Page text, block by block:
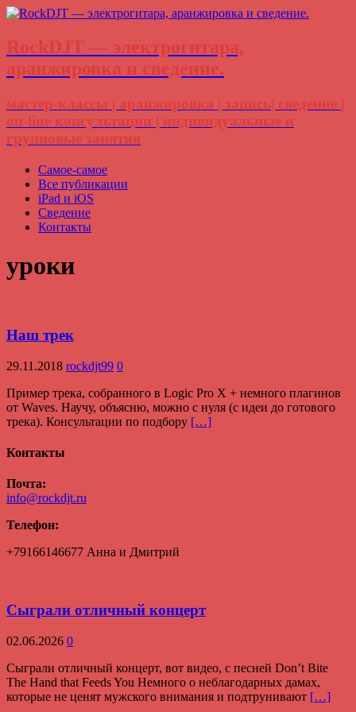
RockDJT — электрогитара,
аранжировка и сведение.
мастер-классы | аранжировка | запись| сведение |
on-line консультации | индивидуальные и
групповые занятия
Самое-самое
Все публикации
iPad и iOS
Сведение
Контакты
уроки
Наш трек
29.11.2018 rockdjt99 0
Пример трека, собранного в Logic Pro X + немного плагинов
от Waves. Научу, объясню, можно с нуля (с идеи до готового
трека). Консультации по подбору […]
Контакты
Почта:
info@rockdjt.ru
Телефон:
+79166146677 Анна и Дмитрий
Сыграли отличный концерт
02.06.2026 0
Сыграли отличный концерт, вот видео, с песней Don’t Bite
The Hand that Feeds You Немного о неблагодарных дамах,
которые не ценят мужского внимания и подтрунивают […]